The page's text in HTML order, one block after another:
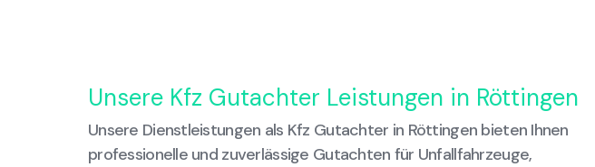
Unsere Kfz Gutachter Leistungen in Röttingen
Unsere Dienstleistungen als Kfz Gutachter in Röttingen bieten Ihnen
professionelle und zuverlässige Gutachten für Unfallfahrzeuge,